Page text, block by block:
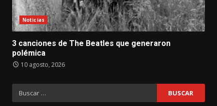
Noticias
3 canciones de The Beatles que generaron
polémica
10 agosto, 2026
Buscar: